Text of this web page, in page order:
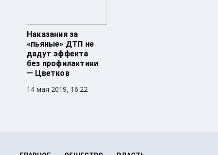
Наказания за
«пьяные» ДТП не
дадут эффекта
без профилактики
— Цветков
14 мая 2019, 16:22